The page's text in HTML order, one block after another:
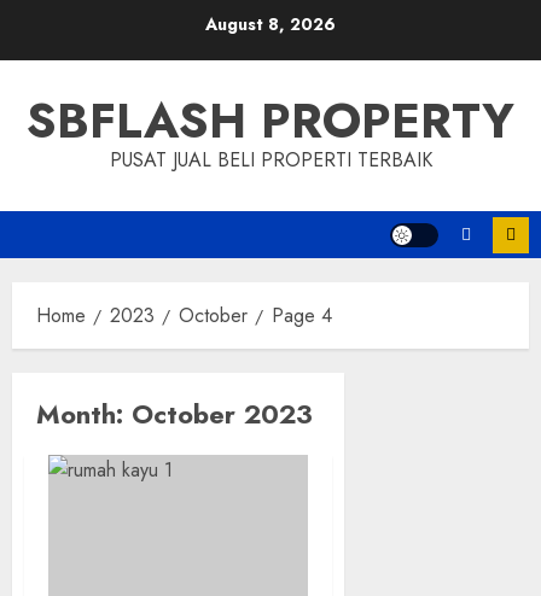
August 8, 2026
SBFLASH PROPERTY
PUSAT JUAL BELI PROPERTI TERBAIK
Home 2023 October Page 4
Month: October 2023